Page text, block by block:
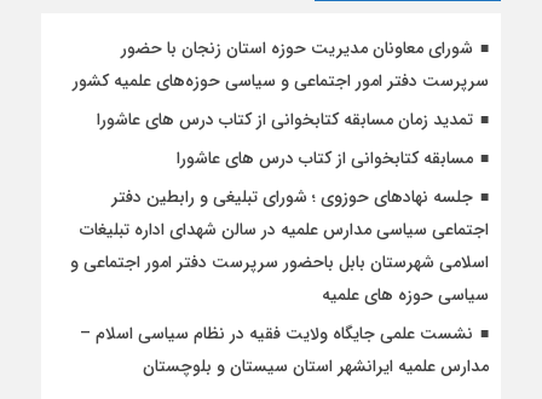
شورای معاونان مدیریت حوزه استان زنجان با حضور
سرپرست دفتر امور اجتماعی و سیاسی حوزه‌های علمیه کشور
تمدید زمان مسابقه کتابخوانی از کتاب درس های عاشورا
مسابقه کتابخوانی از کتاب درس های عاشورا
جلسه نهادهای حوزوی ؛ شورای تبلیغی و رابطین دفتر
اجتماعی سیاسی مدارس علمیه در سالن شهدای اداره تبلیغات
اسلامی شهرستان بابل باحضور سرپرست دفتر امور اجتماعی و
سیاسی حوزه های علمیه
نشست علمی جایگاه ولایت فقیه در نظام سیاسی اسلام –
مدارس علمیه ایرانشهر استان سیستان و بلوچستان